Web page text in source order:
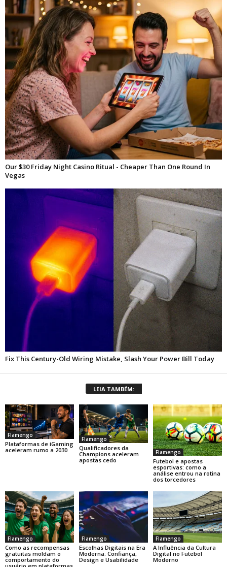
LEIA TAMBÉM:
Flamengo
Plataformas de iGaming
aceleram rumo a 2030
Flamengo
Qualificadores da
Champions aceleram
apostas cedo
Flamengo
Futebol e apostas
esportivas: como a
análise entrou na rotina
dos torcedores
Flamengo
Como as recompensas
gratuitas moldam o
comportamento do
Flamengo
Escolhas Digitais na Era
Moderna: Confiança,
Design e Usabilidade
Flamengo
A Influência da Cultura
Digital no Futebol
Moderno